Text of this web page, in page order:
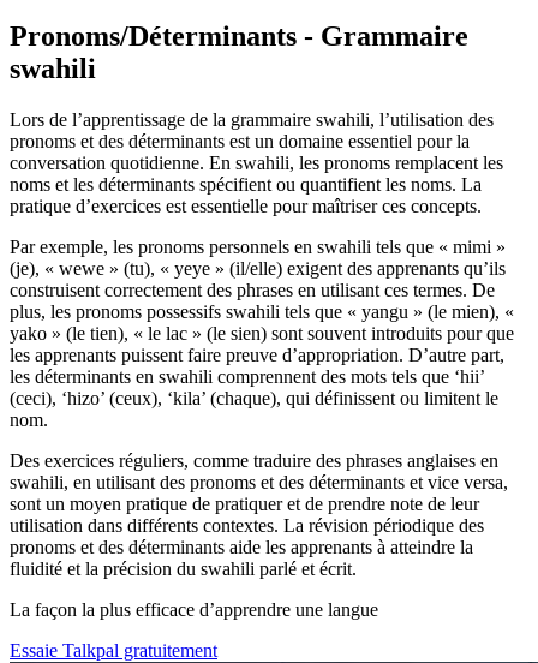
Pronoms/Déterminants - Grammaire
swahili
Lors de l’apprentissage de la grammaire swahili, l’utilisation des
pronoms et des déterminants est un domaine essentiel pour la
conversation quotidienne. En swahili, les pronoms remplacent les
noms et les déterminants spécifient ou quantifient les noms. La
pratique d’exercices est essentielle pour maîtriser ces concepts.
Par exemple, les pronoms personnels en swahili tels que « mimi »
(je), « wewe » (tu), « yeye » (il/elle) exigent des apprenants qu’ils
construisent correctement des phrases en utilisant ces termes. De
plus, les pronoms possessifs swahili tels que « yangu » (le mien), «
yako » (le tien), « le lac » (le sien) sont souvent introduits pour que
les apprenants puissent faire preuve d’appropriation. D’autre part,
les déterminants en swahili comprennent des mots tels que ‘hii’
(ceci), ‘hizo’ (ceux), ‘kila’ (chaque), qui définissent ou limitent le
nom.
Des exercices réguliers, comme traduire des phrases anglaises en
swahili, en utilisant des pronoms et des déterminants et vice versa,
sont un moyen pratique de pratiquer et de prendre note de leur
utilisation dans différents contextes. La révision périodique des
pronoms et des déterminants aide les apprenants à atteindre la
fluidité et la précision du swahili parlé et écrit.
La façon la plus efficace d’apprendre une langue
Essaie Talkpal gratuitement